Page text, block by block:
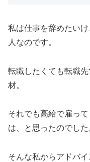
私は仕事を辞めたい
人なのです。
転職したくても転職
材。
それでも高給で雇っ
は、と思ったのでした
そんな私からアドバ